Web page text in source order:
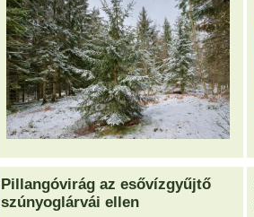
Pillangóvirág az esővízgyűjtő
szúnyoglárvái ellen